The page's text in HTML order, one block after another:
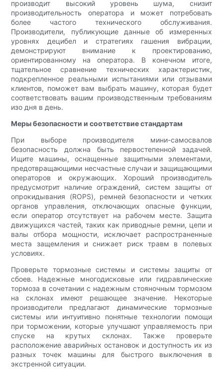
производит высокий уровень шума, снизит
производительность оператора и может потребовать
более частого технического обслуживания.
Производители, публикующие данные об измеренных
уровнях децибел и стратегиях гашения вибрации,
демонстрируют внимание к проектированию,
ориентированному на оператора. В конечном итоге,
тщательное сравнение технических характеристик,
подкрепленное реальными испытаниями или отзывами
клиентов, поможет вам выбрать машину, которая будет
соответствовать вашим производственным требованиям
изо дня в день.
Меры безопасности и соответствие стандартам
При выборе производителя мини-самосвалов
безопасность должна быть первостепенной задачей.
Ищите машины, оснащенные защитными элементами,
предотвращающими несчастные случаи и защищающими
операторов и окружающих. Хороший производитель
предусмотрит наличие ограждений, систем защиты от
опрокидывания (ROPS), ремней безопасности и четких
органов управления, отключающих опасные функции,
если оператор отсутствует на рабочем месте. Защита
движущихся частей, таких как приводные ремни, цепи и
валы отбора мощности, исключает распространенные
места защемления и снижает риск травм в полевых
условиях.
Проверьте тормозные системы и системы защиты от
сбоев. Надежные многодисковые или гидравлические
тормоза в сочетании с надежным стояночным тормозом
на склонах имеют решающее значение. Некоторые
производители предлагают динамические тормозные
системы или интуитивно понятные технологии помощи
при торможении, которые улучшают управляемость при
спуске на крутых склонах. Также проверьте
расположение аварийных остановок и доступность их из
разных точек машины для быстрого выключения в
экстренной ситуации.